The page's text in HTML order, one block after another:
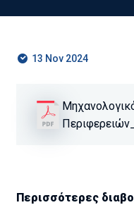
13 Nov 2024
Περισσότερες